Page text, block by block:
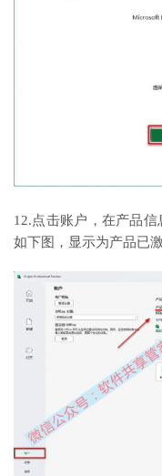
12.点击账户，在产品
如下图，显示为产品已